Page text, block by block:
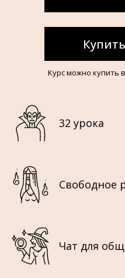
Курс можно купить в
Купить
32 урока
Свободное
Чат для